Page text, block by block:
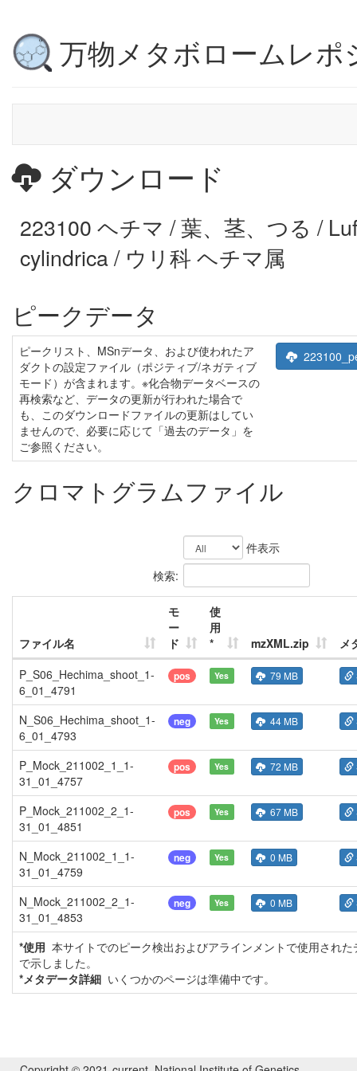
万物メタボロームレポ
ダウンロード
223100 ヘチマ / 葉、茎、つる /
cylindrica / ウリ科 ヘチマ属
ピークデータ
ピークリスト、MSnデータ、および使われたア
ダクトの設定ファイル（ポジティブ/ネガティブ
モード）が含まれます。※化合物データベースの
再検索など、データの更新が行われた場合で
も、このダウンロードファイルの更新はしてい
ませんので、必要に応じて「過去のデータ」を
ご参照ください。
クロマトグラムファイル
件表示
検索:
ファイル名
モ
ー
ド
使
用
*
mzXML.zip
メ
P_S06_Hechima_shoot_1-
6_01_4791
pos Yes 79 MB
N_S06_Hechima_shoot_1-
6_01_4793
neg Yes 44 MB
P_Mock_211002_1_1-
31_01_4757
pos Yes 72 MB
P_Mock_211002_2_1-
31_01_4851
pos Yes 67 MB
N_Mock_211002_1_1-
31_01_4759
neg Yes 0 MB
N_Mock_211002_2_1-
31_01_4853
neg Yes 0 MB
*使用 本サイトでのピーク検出およびアラインメントで使用され
で示しました。
*メタデータ詳細 いくつかのページは準備中です。